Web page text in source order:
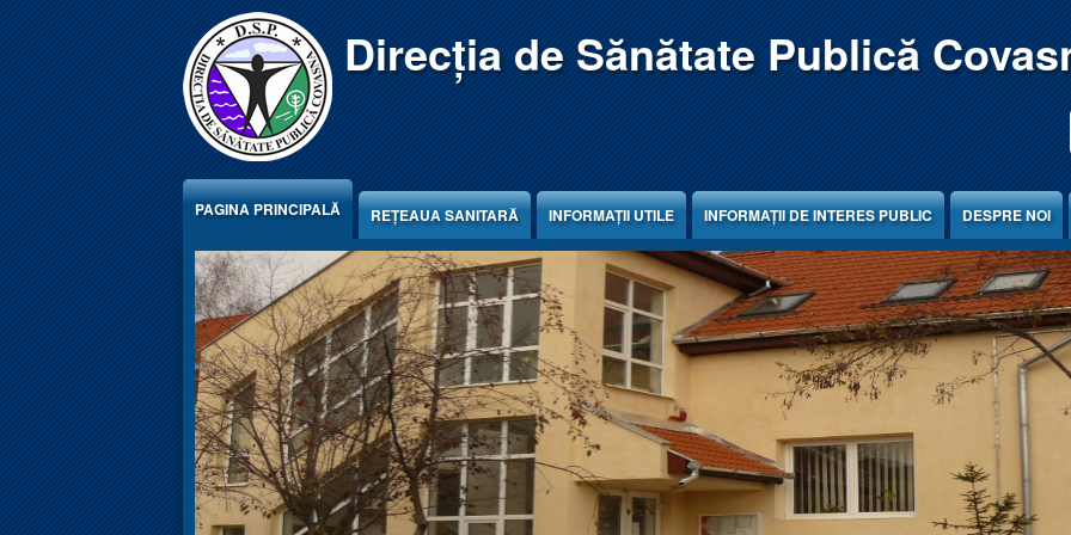
Direcția de Sănătate Publică
PAGINA PRINCIPALĂ REŢEAUA SANITARĂ INFORMAȚII UTILE INFORMAȚII DE INTERES PUBLIC DESPRE NOI